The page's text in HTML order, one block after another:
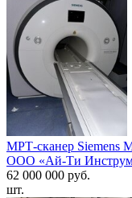
МРТ-сканер Siemens
ООО «Ай-Ти
62 000 000 руб.
шт.